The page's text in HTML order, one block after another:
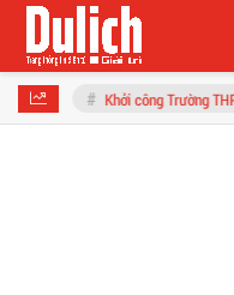
Khởi công Trường THPT Nam Đàn